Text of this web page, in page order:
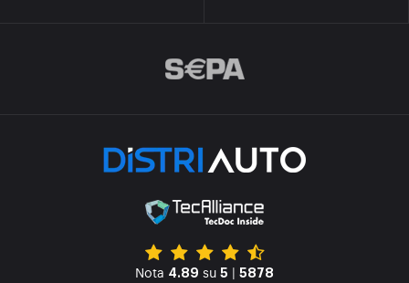
Nota 4.89 su 5 | 5878